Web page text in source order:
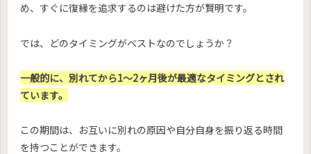
め、すぐに復縁を追求するのは避けた方が賢明です。
では、どのタイミングがベストなのでしょうか？
一般的に、別れてから1～2ヶ月後が最適なタイミングとされ
ています。
この期間は、お互いに別れの原因や自分自身を振り返る時間
を持つことができます。